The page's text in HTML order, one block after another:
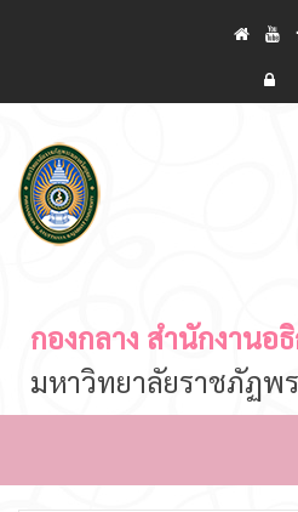
กองกลาง สำนักงานอ
มหาวิทยาลัยราชภัฏพ